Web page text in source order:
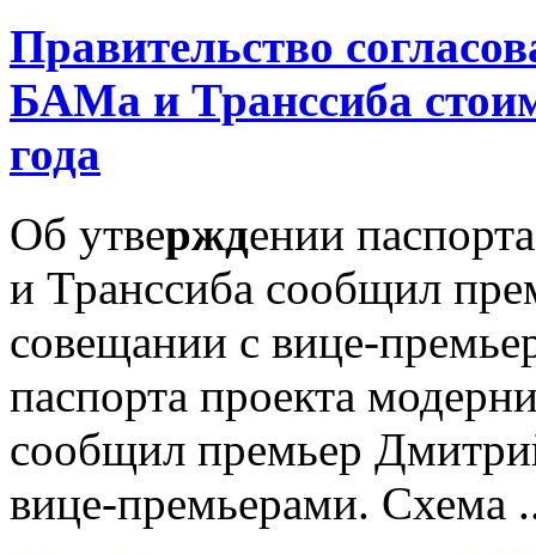
Правительство
БАМа и Транссиба
года
Об утверждении
и Транссиба сообщил
совещании с вице-
паспорта проекта
сообщил премьер
вице-премьерами. Схема